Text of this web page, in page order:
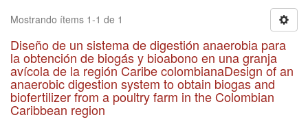
Mostrando ítems 1-1 de 1
Diseño de un sistema de digestión anaerobia para
la obtención de biogás y bioabono en una granja
avícola de la región Caribe colombianaDesign of an
anaerobic digestion system to obtain biogas and
biofertilizer from a poultry farm in the Colombian
Caribbean region